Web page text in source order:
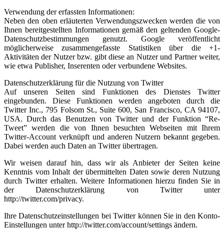
Verwendung der erfassten Informationen:
Neben den oben erläuterten Verwendungszwecken werden die von
Ihnen bereitgestellten Informationen gemäß den geltenden Google-
Datenschutzbestimmungen genutzt. Google veröffentlicht
möglicherweise zusammengefasste Statistiken über die +1-
Aktivitäten der Nutzer bzw. gibt diese an Nutzer und Partner weiter,
wie etwa Publisher, Inserenten oder verbundene Websites.
Datenschutzerklärung für die Nutzung von Twitter
Auf unseren Seiten sind Funktionen des Dienstes Twitter
eingebunden. Diese Funktionen werden angeboten durch die
Twitter Inc., 795 Folsom St., Suite 600, San Francisco, CA 94107,
USA. Durch das Benutzen von Twitter und der Funktion “Re-
Tweet” werden die von Ihnen besuchten Webseiten mit Ihrem
Twitter-Account verknüpft und anderen Nutzern bekannt gegeben.
Dabei werden auch Daten an Twitter übertragen.
Wir weisen darauf hin, dass wir als Anbieter der Seiten keine
Kenntnis vom Inhalt der übermittelten Daten sowie deren Nutzung
durch Twitter erhalten. Weitere Informationen hierzu finden Sie in
der Datenschutzerklärung von Twitter unter
http://twitter.com/privacy.
Ihre Datenschutzeinstellungen bei Twitter können Sie in den Konto-
Einstellungen unter http://twitter.com/account/settings ändern.